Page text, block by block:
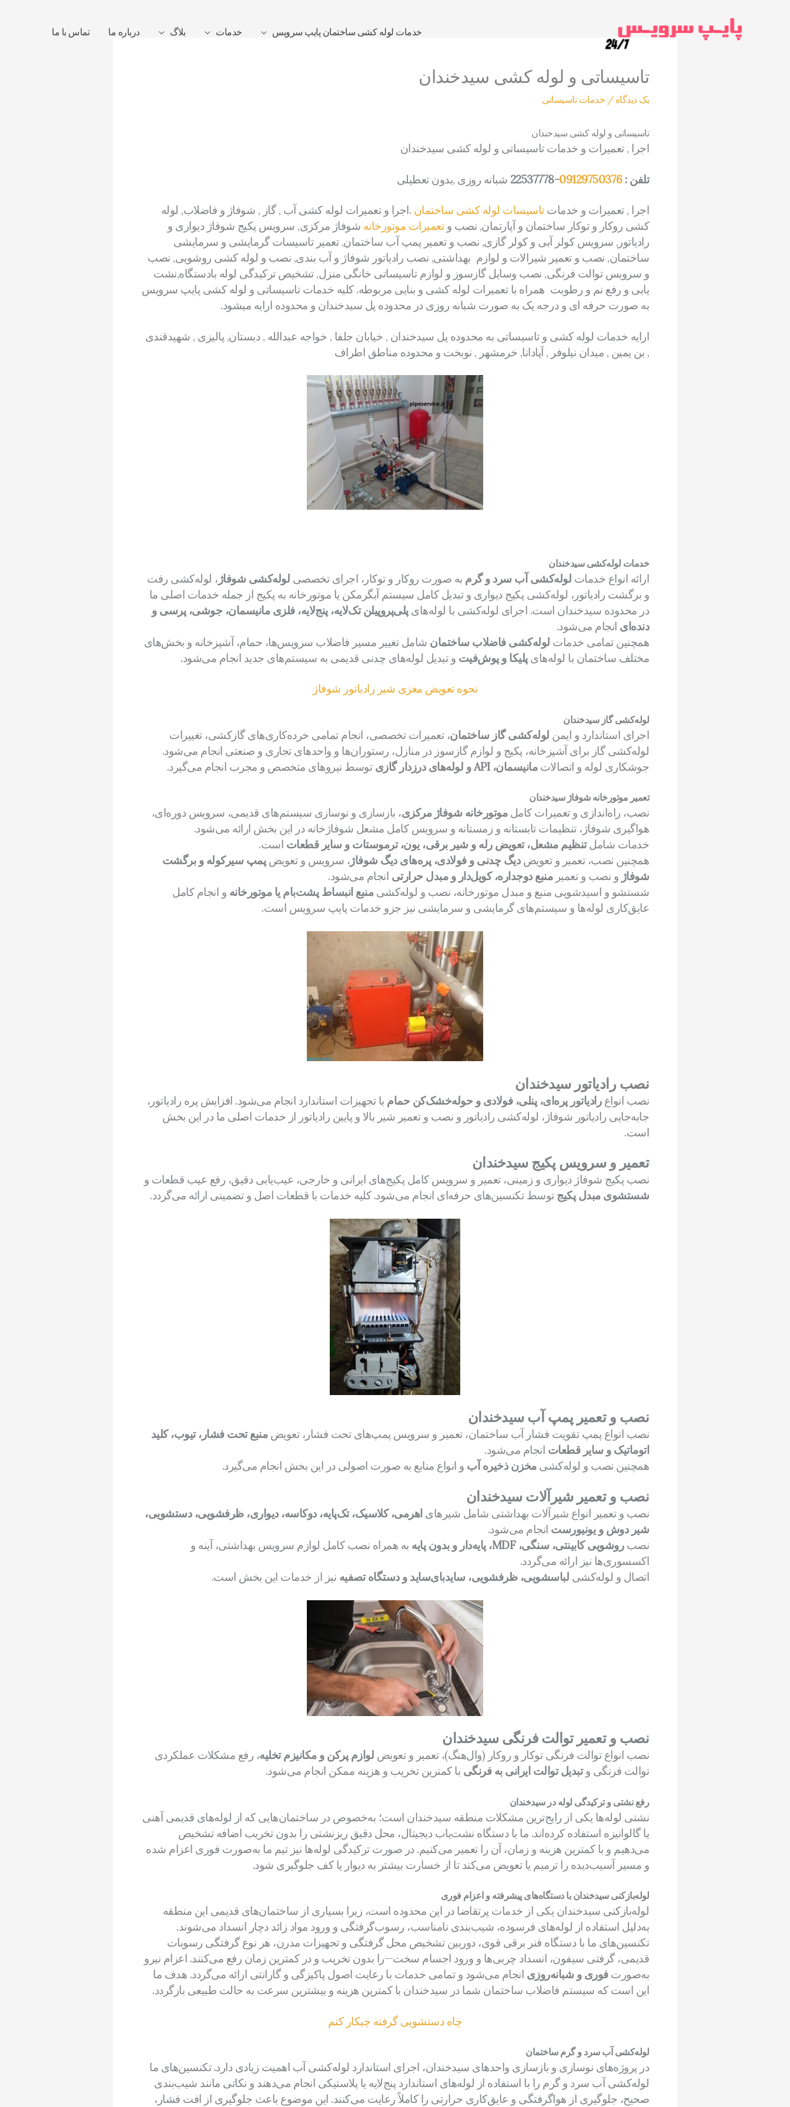
خدمات لوله کشی ساختمان پایپ سرویس خدمات بلاگ درباره ما تماس با ما
تاسیساتی و لوله کشی سیدخندان
یک دیدگاه / خدمات تاسیساتی
تاسیساتی و لوله کشی سیدخندان
اجرا , تعمیرات و خدمات تاسیساتی و لوله کشی سیدخندان
تلفن :09129750376
-22537778 شبانه روزی ,بدون تعطیلی
اجرا , تعمیرات و خدماتتاسیسات لوله کشی ساختمان .اجرا و تعمیرات لوله کشی آب , گاز , شوفاژ و فاضلاب, لوله
کشی روکار و توکار ساختمان و آپارتمان, نصب وتعمیرات موتورخانه شوفاژ مرکزی, سرویس پکیج شوفاژ دیواری و
رادیاتور, سرویس کولر آبی و کولر گازی, نصب و تعمیر پمپ آب ساختمان, تعمیر تاسیسات گرمایشی و سرمایشی
ساختمان, نصب و تعمیر شیرالات و لوازم بهداشتی, نصب رادیاتور شوفاژ و آب بندی, نصب و لوله کشی روشویی, نصب
و سرویس توالت فرنگی, نصب وسایل گازسوز و لوازم تاسیساتی خانگی منزل, تشخیص ترکیدگی لوله بادستگاه,نشت
یابی و رفع نم و رطوبت همراه با تعمیرات لوله کشی و بنایی مربوطه. کلیه خدمات تاسیساتی و لوله کشی پایپ سرویس
به صورت حرفه ای و درجه یک به صورت شبانه روزی در محدوده پل سیدخندان و محدوده ارایه میشود.
ارایه خدمات لوله کشی و تاسیساتی به محدوده پل سیدخندان , خیابان جلفا , خواجه عبدالله , دبستان, پالیزی , شهیدقندی
, بن یمین , میدان نیلوفر , آپادانا, خرمشهر , نوبخت و محدوده مناطق اطراف
خدمات لوله‌کشی سیدخندان
ارائه انواع خدمات لوله‌کشی آب سرد و گرم به صورت روکار و توکار، اجرای تخصصی لوله‌کشی شوفاژ ، لوله‌کشی رفت
و برگشت رادیاتور، لوله‌کشی پکیج دیواری و تبدیل کامل سیستم آبگرمکن یا موتورخانه به پکیج از جمله خدمات اصلی ما
در محدوده سیدخندان است. اجرای لوله‌کشی با لوله‌هایپلی‌پروپیلن تک‌لایه، پنج‌لایه، فلزی مانیسمان، جوشی، پرسی و
دنده‌ای انجام می‌شود.
همچنین تمامی خدمات لوله‌کشی فاضلاب ساختمان شامل تغییر مسیر فاضلاب سرویس‌ها، حمام، آشپزخانه و بخش‌های
مختلف ساختمان با لوله‌هایپلیکا و پوش‌فیت و تبدیل لوله‌های چدنی قدیمی به سیستم‌های جدید انجام می‌شود.
نحوه تعویض مغزی شیر رادیاتور شوفاژ
لوله‌کشی گاز سیدخندان
اجرای استاندارد و ایمن لوله‌کشی گاز ساختمان، تعمیرات تخصصی، انجام تمامی خرده‌کاری‌های گازکشی، تغییرات
لوله‌کشی گاز برای آشپزخانه، پکیج و لوازم گازسوز در منازل، رستوران‌ها و واحدهای تجاری و صنعتی انجام می‌شود.
جوشکاری لوله و اتصالاتمانیسمان، API و لوله‌های درزدار گازی توسط نیروهای متخصص و مجرب انجام می‌گیرد.
تعمیر موتورخانه شوفاژ سیدخندان
نصب، راه‌اندازی و تعمیرات کاملموتورخانه شوفاژ مرکزی، بازسازی و نوسازی سیستم‌های قدیمی، سرویس دوره‌ای،
هواگیری شوفاژ، تنظیمات تابستانه و زمستانه و سرویس کامل مشعل شوفاژخانه در این بخش ارائه می‌شود.
خدمات شاملتنظیم مشعل، تعویض رله و شیر برقی، یون، ترموستات و سایر قطعات است.
همچنین نصب، تعمیر و تعویضدیگ چدنی و فولادی، پره‌های دیگ شوفاژ، سرویس و تعویضپمپ سیرکوله و برگشت
شوفاژ و نصب و تعمیرمنبع دوجداره، کویل‌دار و مبدل حرارتی انجام می‌شود.
شستشو و اسیدشویی منبع و مبدل موتورخانه، نصب و لوله‌کشیمنبع انبساط پشت‌بام یا موتورخانه و انجام کامل
عایق‌کاری لوله‌ها و سیستم‌های گرمایشی و سرمایشی نیز جزو خدمات پایپ سرویس است.
نصب رادیاتور سیدخندان
نصب انواعرادیاتور پره‌ای، پنلی، فولادی و حوله‌خشک‌کن حمام با تجهیزات استاندارد انجام می‌شود. افزایش پره رادیاتور،
جابه‌جایی رادیاتور شوفاژ، لوله‌کشی رادیاتور و نصب و تعمیر شیر بالا و پایین رادیاتور از خدمات اصلی ما در این بخش
است.
تعمیر و سرویس پکیج سیدخندان
نصب پکیج شوفاژ دیواری و زمینی، تعمیر و سرویس کامل پکیج‌های ایرانی و خارجی، عیب‌یابی دقیق، رفع عیب قطعات و
شستشوی مبدل پکیج توسط تکنسین‌های حرفه‌ای انجام می‌شود. کلیه خدمات با قطعات اصل و تضمینی ارائه می‌گردد.
نصب و تعمیر پمپ آب سیدخندان
نصب انواع پمپ تقویت فشار آب ساختمان، تعمیر و سرویس پمپ‌های تحت فشار، تعویضمنبع تحت فشار، تیوب، کلید
اتوماتیک و سایر قطعات انجام می‌شود.
همچنین نصب و لوله‌کشیمخزن ذخیره آب و انواع منابع به صورت اصولی در این بخش انجام می‌گیرد.
نصب و تعمیر شیرآلات سیدخندان
نصب و تعمیر انواع شیرآلات بهداشتی شامل شیرهایاهرمی، کلاسیک، تک‌پایه، دوکاسه، دیواری، ظرفشویی، دستشویی،
شیر دوش و یونیورست انجام می‌شود.
نصبروشویی کابینتی، سنگی، MDF، پایه‌دار و بدون پایه
به همراه نصب کامل لوازم سرویس بهداشتی، آینه و
اکسسوری‌ها نیز ارائه می‌گردد.
اتصال و لوله‌کشی لباسشویی، ظرفشویی، سایدبای‌ساید و دستگاه تصفیه نیز از خدمات این بخش است.
نصب و تعمیر توالت فرنگی سیدخندان
نصب انواع توالت فرنگی توکار و روکار (وال‌هنگ)، تعمیر و تعویض لوازم پرکن و مکانیزم تخلیه، رفع مشکلات عملکردی
توالت فرنگی وتبدیل توالت ایرانی به فرنگی با کمترین تخریب و هزینه ممکن انجام می‌شود.
رفع نشتی و ترکیدگی لوله در سیدخندان
نشتی لوله‌ها یکی از رایج‌ترین مشکلات منطقه سیدخندان است؛ به‌خصوص در ساختمان‌هایی که از لوله‌های قدیمی آهنی
یا گالوانیزه استفاده کرده‌اند. ما با دستگاه نشت‌یاب دیجیتال، محل دقیق ریزنشتی را بدون تخریب اضافه تشخیص
می‌دهیم و با کمترین هزینه و زمان، آن را تعمیر می‌کنیم. در صورت ترکیدگی لوله‌ها نیز تیم ما به‌صورت فوری اعزام شده
و مسیر آسیب‌دیده را ترمیم یا تعویض می‌کند تا از خسارت بیشتر به دیوار یا کف جلوگیری شود.
لوله‌بازکنی سیدخندان با دستگاه‌های پیشرفته و اعزام فوری
لوله‌بازکنی سیدخندان یکی از خدمات پرتقاضا در این محدوده است، زیرا بسیاری از ساختمان‌های قدیمی این منطقه
به‌دلیل استفاده از لوله‌های فرسوده، شیب‌بندی نامناسب، رسوب‌گرفتگی و ورود مواد زائد دچار انسداد می‌شوند.
تکنسین‌های ما با دستگاه فنر برقی قوی، دوربین تشخیص محل گرفتگی و تجهیزات مدرن، هر نوع گرفتگی رسوبات
قدیمی، گرفتی سیفون، انسداد چربی‌ها و ورود اجسام سخت—را بدون تخریب و در کمترین زمان رفع می‌کنند. اعزام نیرو
به‌صورتفوری و شبانه‌روزی انجام می‌شود و تمامی خدمات با رعایت اصول پاکیزگی و گارانتی ارائه می‌گردد. هدف ما
این است که سیستم فاضلاب ساختمان شما در سیدخندان با کمترین هزینه و بیشترین سرعت به حالت طبیعی بازگردد.
چاه دستشویی گرفته چیکار کنم
لوله‌کشی آب سرد و گرم ساختمان
در پروژه‌های نوسازی و بازسازی واحدهای سیدخندان، اجرای استاندارد لوله‌کشی آب اهمیت زیادی دارد. تکنسین‌های ما
لوله‌کشی آب سرد و گرم را با استفاده از لوله‌های استاندارد پنج‌لایه یا پلاستیکی انجام می‌دهند و نکاتی مانند شیب‌بندی
صحیح، جلوگیری از هواگرفتگی و عایق‌کاری حرارتی را کاملاً رعایت می‌کنند. این موضوع باعث جلوگیری از افت فشار،